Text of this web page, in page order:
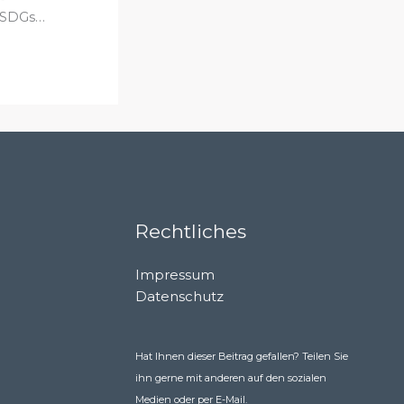
Rechtliches
Impressum
Datenschutz
Hat Ihnen dieser Beitrag gefallen? Teilen Sie
ihn gerne mit anderen auf den sozialen
Medien oder per E-Mail.